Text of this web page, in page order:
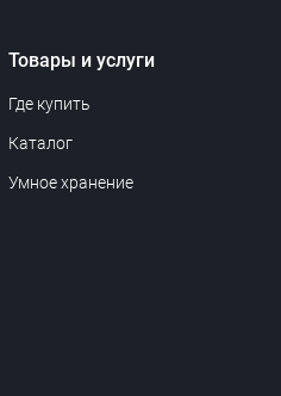
Товары и услуги
Где купить
Каталог
Умное хранение